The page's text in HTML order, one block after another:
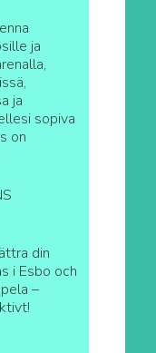
ja
ja
sopiva
on
din
i Esbo och
–